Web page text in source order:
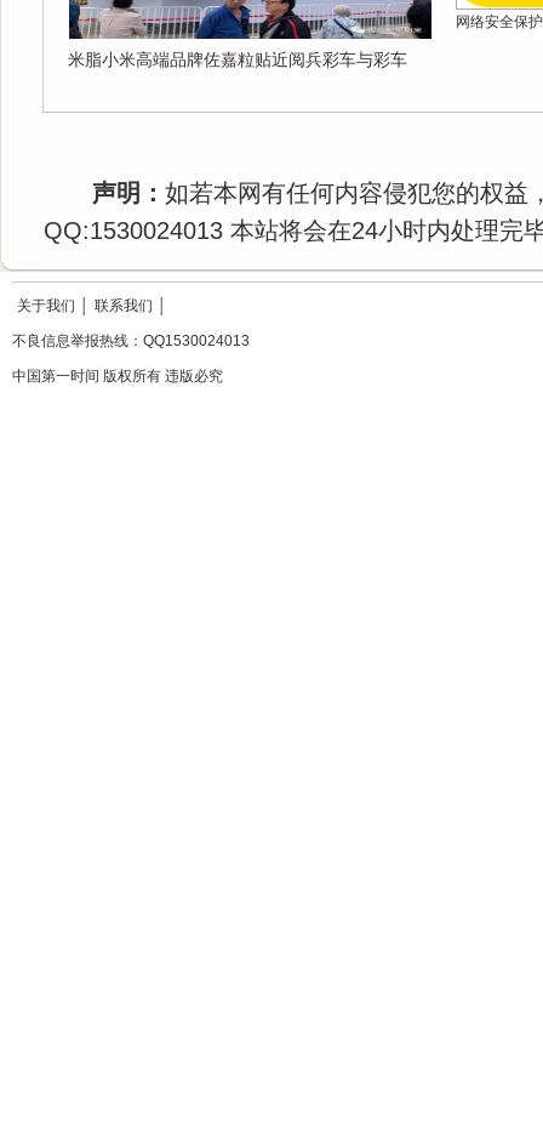
米脂小米高端品牌佐嘉粒贴近阅兵彩车与彩车
网络安全保
声明： 如若本网有任何内容侵犯您的权益
QQ:1530024013 本站将会在24小时内处理完
关于我们 联系我们
不良信息举报热线：QQ1530024013
中国第一时间 版权所有 违版必究